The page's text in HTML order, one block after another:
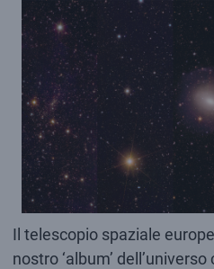
Il telescopio spaziale
nostro ‘album’